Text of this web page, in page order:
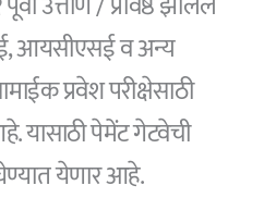
आयसीएसई व अन्य
प्रवेश परीक्षेसाठी
यासाठी पेमेंट गेटवेची
येणार आहे.